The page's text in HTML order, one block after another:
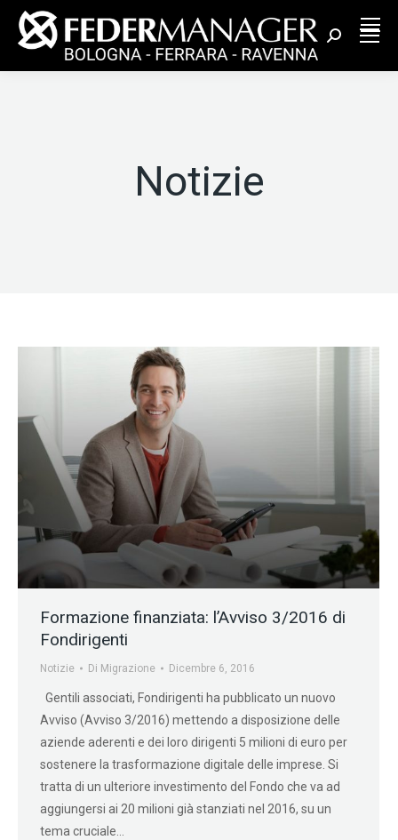
Cerca:
Notizie
Formazione finanziata: l’Avviso 3/2016 di
Fondirigenti
Notizie Di Migrazione Dicembre 6, 2016
Gentili associati, Fondirigenti ha pubblicato un nuovo
Avviso (Avviso 3/2016) mettendo a disposizione delle
aziende aderenti e dei loro dirigenti 5 milioni di euro per
sostenere la trasformazione digitale delle imprese. Si
tratta di un ulteriore investimento del Fondo che va ad
aggiungersi ai 20 milioni già stanziati nel 2016, su un
tema cruciale…